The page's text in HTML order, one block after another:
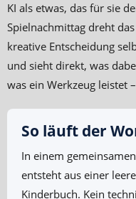
KI als etwas, das für sie
Spielnachmittag dreht
kreative Entscheidung
und sieht direkt, was
was ein Werkzeug leistet
So läuft der
In einem
entsteht aus einer
Kinderbuch. Kein